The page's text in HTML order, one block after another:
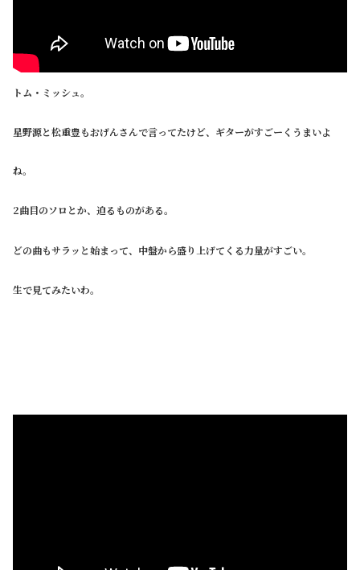
トム・ミッシュ。
星野源と松重豊もおげんさんで言ってたけど、ギターがすごーくうまいよ
ね。
2曲目のソロとか、迫るものがある。
どの曲もサラッと始まって、中盤から盛り上げてくる力量がすごい。
生で見てみたいわ。